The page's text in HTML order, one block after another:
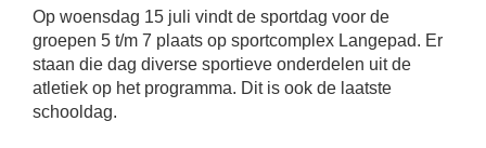
Op woensdag 15 juli vindt de sportdag voor de
groepen 5 t/m 7 plaats op sportcomplex Langepad. Er
staan die dag diverse sportieve onderdelen uit de
atletiek op het programma. Dit is ook de laatste
schooldag.